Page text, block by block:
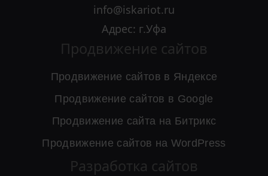
info@iskariot.ru
Адрес: г.Уфа
Продвижение сайтов
Продвижение сайтов в Яндексе
Продвижение сайтов в Google
Продвижение сайта на Битрикс
Продвижение сайтов на WordPress
Разработка сайтов